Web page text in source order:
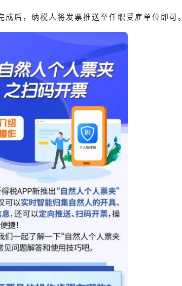
成后，纳税人将发票推送至任职受雇单位即可。